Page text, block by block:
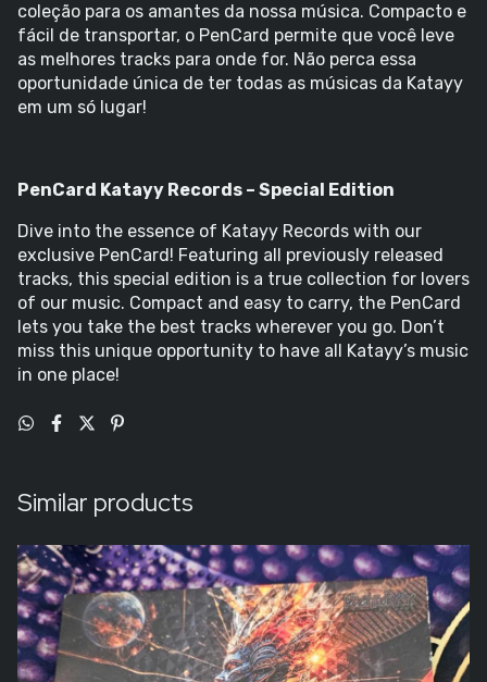
coleção para os amantes da nossa música. Compacto e
fácil de transportar, o PenCard permite que você leve
as melhores tracks para onde for. Não perca essa
oportunidade única de ter todas as músicas da Katayy
em um só lugar!
PenCard Katayy Records – Special Edition
Dive into the essence of Katayy Records with our
exclusive PenCard! Featuring all previously released
tracks, this special edition is a true collection for lovers
of our music. Compact and easy to carry, the PenCard
lets you take the best tracks wherever you go. Don’t
miss this unique opportunity to have all Katayy’s music
in one place!
Similar products